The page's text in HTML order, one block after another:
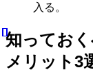
入る。
知ってお
メリット3